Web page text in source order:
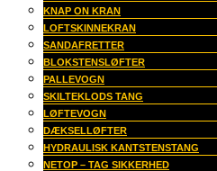
KNAP ON KRAN
LOFTSKINNEKRAN
SANDAFRETTER
BLOKSTENSLØFTER
PALLEVOGN
SKILTEKLODS TANG
LØFTEVOGN
DÆKSELLØFTER
HYDRAULISK KANTSTENSTANG
NETOP – TAG SIKKERHED